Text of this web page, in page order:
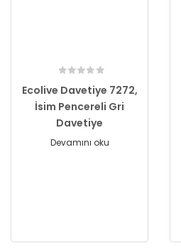
Ecolive Davetiye 7272,
İsim Pencereli Gri
Davetiye
Devamını oku